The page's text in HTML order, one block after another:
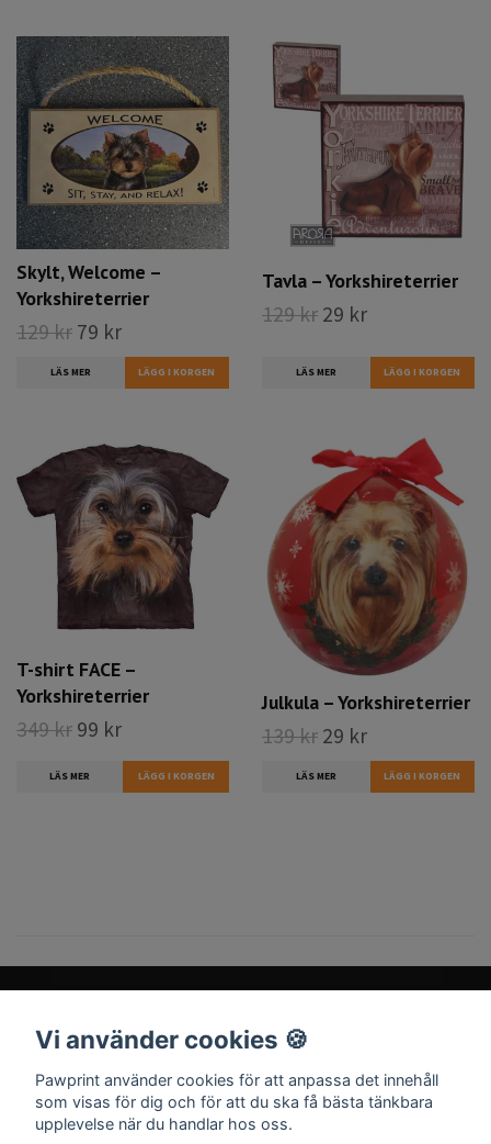
Skylt, Welcome –
Yorkshireterrier
129 kr 79 kr
LÄS MER
Tavla – Yorkshireterrier
129 kr 29 kr
LÄS MER
T-shirt FACE –
Yorkshireterrier
349 kr 99 kr
LÄS MER LÄGG I KORGEN
Julkula – Yorkshireterrier
139 kr 29 kr
LÄS MER
Sociala medier
Vi använder cookies 🍪
Pawprint använder cookies för att anpassa det innehåll
som visas för dig och för att du ska få bästa tänkbara
upplevelse när du handlar hos oss.